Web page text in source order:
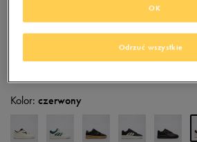
229,99zł-12%(cena bezpośrednio przed promocją)
206,99zł-2%(najniższa cena z 30 dni przed obniżką)
Kolor: czerwony
Odrzuć wszystkie
OK